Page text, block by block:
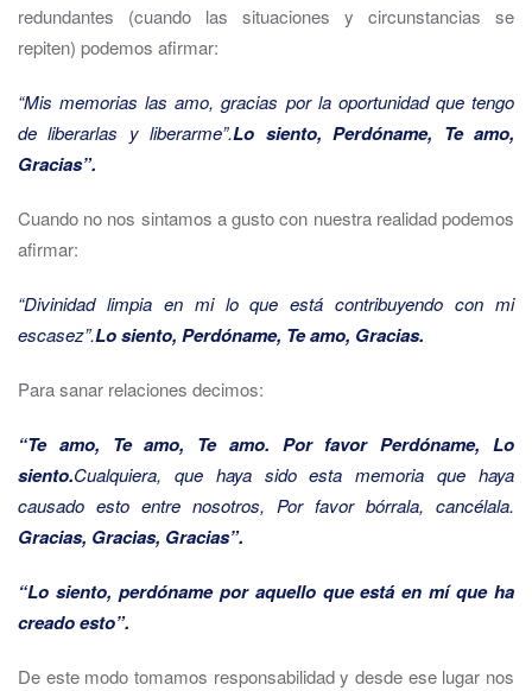
redundantes (cuando las situaciones y circunstancias se
repiten) podemos afirmar:
“Mis memorias las amo, gracias por la oportunidad que tengo
de liberarlas y liberarme”.Lo siento, Perdóname, Te amo,
Gracias”.
Cuando no nos sintamos a gusto con nuestra realidad podemos
afirmar:
“Divinidad limpia en mi lo que está contribuyendo con mi
escasez”.Lo siento, Perdóname, Te amo, Gracias.
Para sanar relaciones decimos:
“Te amo, Te amo, Te amo. Por favor Perdóname, Lo
siento.Cualquiera, que haya sido esta memoria que haya
causado esto entre nosotros, Por favor bórrala, cancélala.
Gracias, Gracias, Gracias”.
“Lo siento, perdóname por aquello que está en mí que ha
creado esto”.
De este modo tomamos responsabilidad y desde ese lugar nos